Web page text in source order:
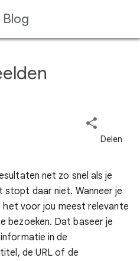
hoofdcontent
net zo snel als je
daar niet. Wanneer je
het voor jou meest relevante
bezoeken. Dat baseer je
in de
de URL of de